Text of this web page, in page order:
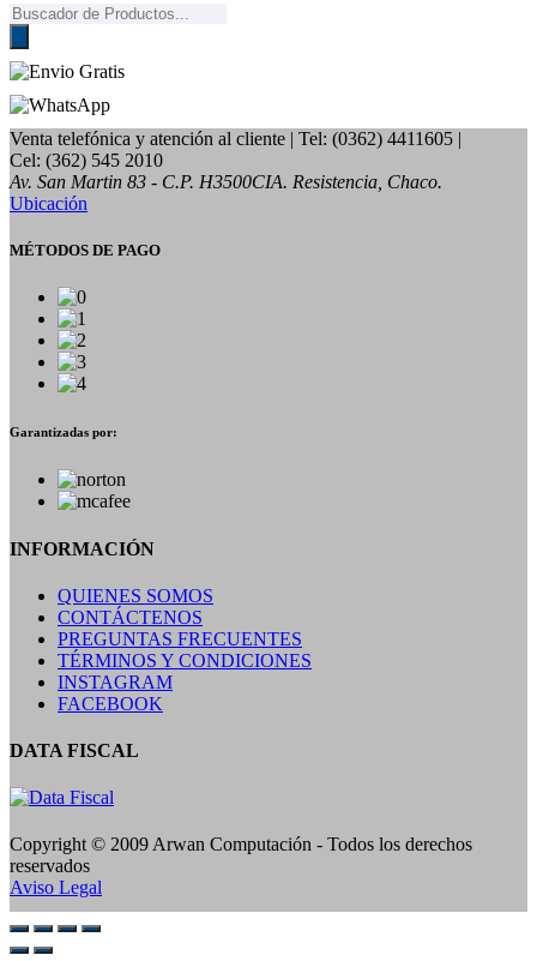
Búsqueda
de
productos
Venta telefónica y atención al cliente | Tel: (0362) 4411605 |
Cel: (362) 545 2010
Av. San Martin 83 - C.P. H3500CIA. Resistencia, Chaco.
Ubicación
MÉTODOS DE PAGO
Garantizadas por:
INFORMACIÓN
QUIENES SOMOS
CONTÁCTENOS
PREGUNTAS FRECUENTES
TÉRMINOS Y CONDICIONES
INSTAGRAM
FACEBOOK
DATA FISCAL
Copyright © 2009 Arwan Computación - Todos los derechos
reservados
Aviso Legal